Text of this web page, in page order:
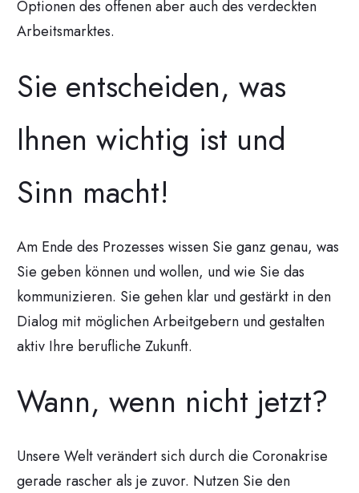
Optionen des offenen aber auch des verdeckten
Arbeitsmarktes.
Sie entscheiden, was
Ihnen wichtig ist und
Sinn macht!
Am Ende des Prozesses wissen Sie ganz genau, was
Sie geben können und wollen, und wie Sie das
kommunizieren. Sie gehen klar und gestärkt in den
Dialog mit möglichen Arbeitgebern und gestalten
aktiv Ihre berufliche Zukunft.
Wann, wenn nicht jetzt?
Unsere Welt verändert sich durch die Coronakrise
gerade rascher als je zuvor. Nutzen Sie den